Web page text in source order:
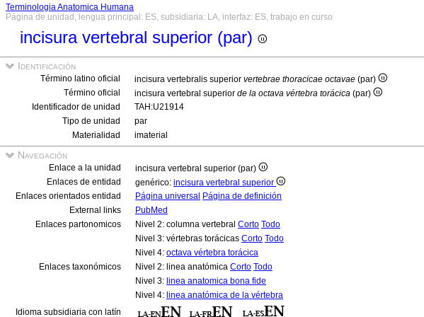
Terminologia Anatomica Humana
Página de unidad, lengua principal: ES, subsidiaria: LA, interfaz: ES, trabajo en curso
incisura vertebral superior (par)
Identificación
Término latino oficial incisura vertebralis superior vertebrae thoracicae octavae (par)
Término oficial
incisura vertebral superior de la octava vértebra torácica (par)
Identificador de unidad
TAH:U21914
Tipo de unidad
par
Materialidad
imaterial
Navegación
Enlace a la unidad
incisura vertebral superior (par)
Enlaces de entidad
genérico: incisura vertebral superior
Enlaces orientados entidad
Página universal Página de definición
External links
PubMed
Enlaces partonomicos
Nivel 2: columna vertebral Corto Todo
Nivel 3: vértebras torácicas Corto Todo
Nivel 4: octava vértebra torácica
Enlaces taxonómicos
Nivel 2: linea anatómica Corto Todo
Nivel 3: linea anatomica bona fide
Nivel 4: linea anatómica de la vértebra
Idioma subsidiaria con latín